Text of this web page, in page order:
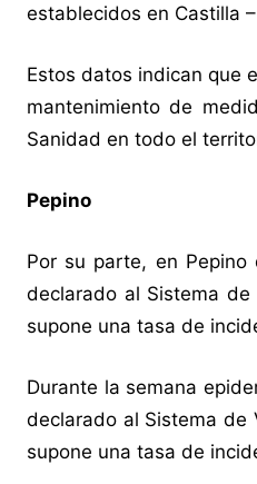
establecidos en Castilla
Estos datos indican que
mantenimiento de
Sanidad en todo el
Pepino
Por su parte, en
declarado al Sistema
supone una tasa de
Durante la semana
declarado al Sistema de
supone una tasa de